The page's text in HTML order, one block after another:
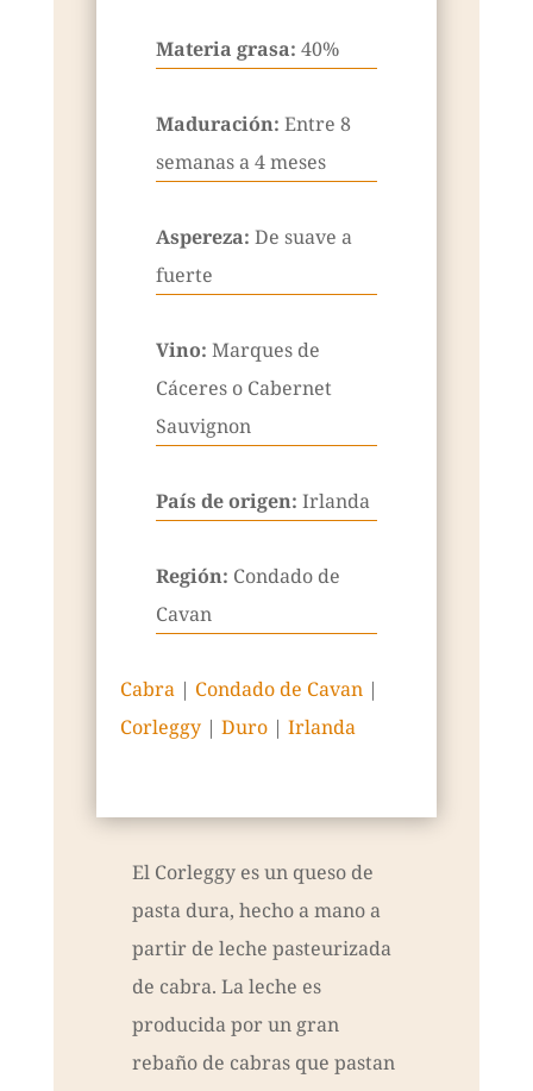
Materia grasa: 40%
Maduración: Entre 8
semanas a 4 meses
Aspereza: De suave a
fuerte
Vino: Marques de
Cáceres o Cabernet
Sauvignon
País de origen: Irlanda
Región: Condado de
Cavan
Cabra| Condado de Cavan|
Corleggy| Duro| Irlanda
El Corleggy es un queso de
pasta dura, hecho a mano a
partir de leche pasteurizada
de cabra. La leche es
producida por un gran
rebaño de cabras que pastan